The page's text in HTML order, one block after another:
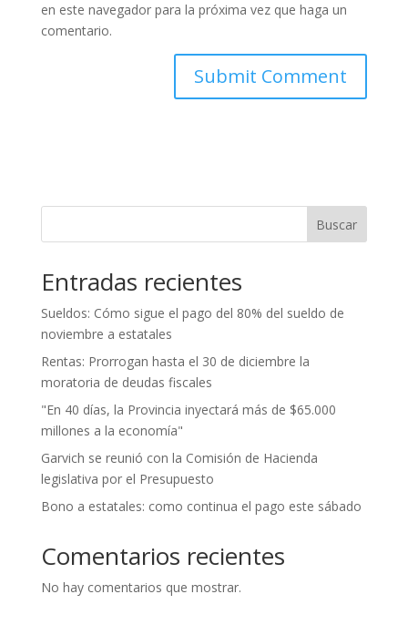
en este navegador para la próxima vez que haga un
comentario.
Buscar
Entradas recientes
Sueldos: Cómo sigue el pago del 80% del sueldo de
noviembre a estatales
Rentas: Prorrogan hasta el 30 de diciembre la
moratoria de deudas fiscales
"En 40 días, la Provincia inyectará más de $65.000
millones a la economía"
Garvich se reunió con la Comisión de Hacienda
legislativa por el Presupuesto
Bono a estatales: como continua el pago este sábado
Comentarios recientes
No hay comentarios que mostrar.